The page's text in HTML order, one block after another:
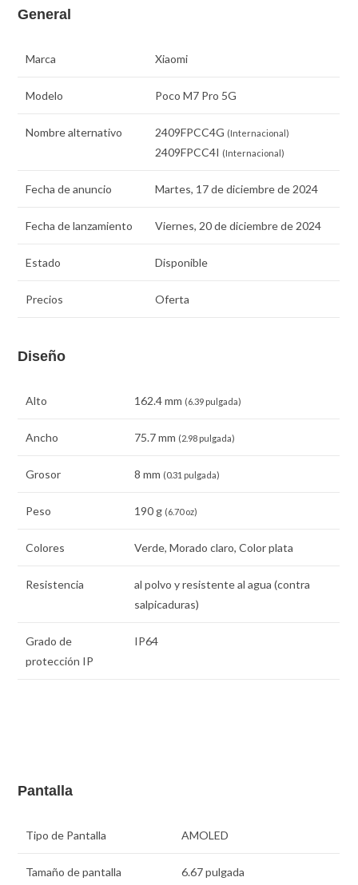
General
Marca Xiaomi
Modelo Poco M7 Pro 5G
Nombre alternativo 2409FPCC4G (Internacional)
2409FPCC4I (Internacional)
Fecha de anuncio Martes, 17 de diciembre de 2024
Fecha de lanzamiento Viernes, 20 de diciembre de 2024
Estado Disponible
Precios Oferta
Diseño
Alto 162.4 mm (6.39 pulgada)
Ancho 75.7 mm (2.98 pulgada)
Grosor 8 mm (0.31 pulgada)
Peso 190 g (6.70 oz)
Colores Verde, Morado claro, Color plata
Resistencia
al polvo y resistente al agua (contra
salpicaduras)
Grado de
protección IP
IP64
Pantalla
Tipo de Pantalla AMOLED
Tamaño de pantalla 6.67 pulgada